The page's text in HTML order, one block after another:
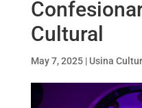
Cultural
May 7, 2025| Usina